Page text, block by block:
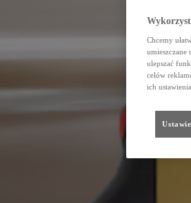
Chcemy
ulepszać
celów
ich